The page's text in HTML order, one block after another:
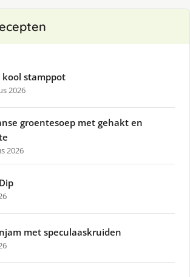
kool stamppot
2026
groentesoep met gehakt en
2026
met speculaaskruiden